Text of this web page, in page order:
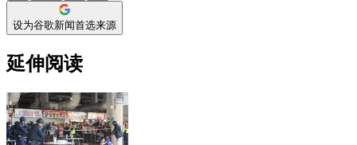
设为谷歌新闻首选来源
延伸阅读